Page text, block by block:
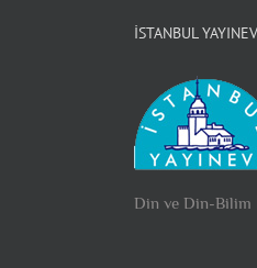
İSTANBUL
Din ve Din-Bilim